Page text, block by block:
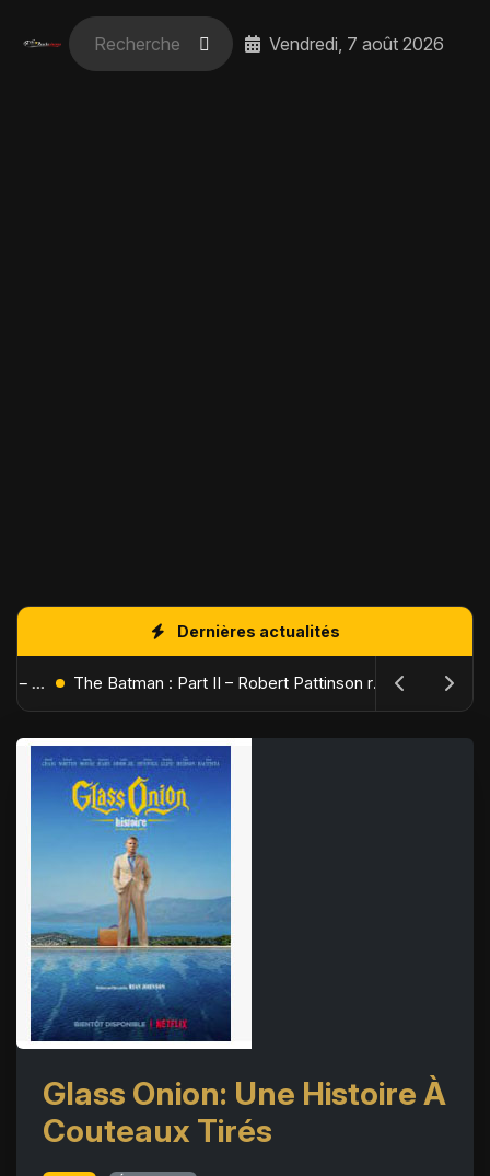
Vendredi, 7 août 2026
Dernières actualités
L'Âge de Glace : Le Réveil du Volcan – Manny, Sid et Diego de retour pour une aventure explosive The Batman : Part II – Robert Pattinson replonge dans les ténèbres de Gotham dès octobre 2027
Glass Onion: Une Histoire À
Couteaux Tirés